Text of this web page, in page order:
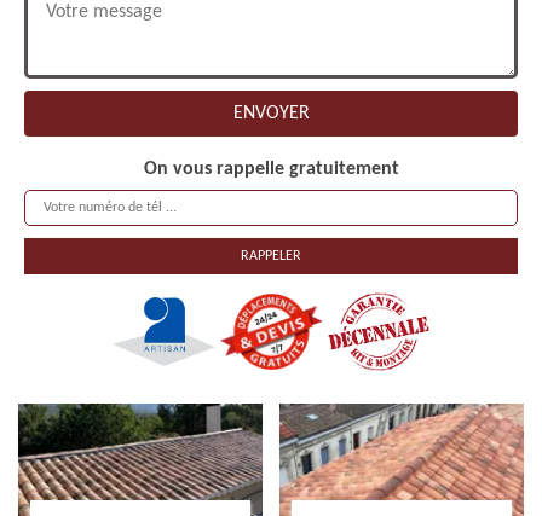
On vous rappelle gratuitement